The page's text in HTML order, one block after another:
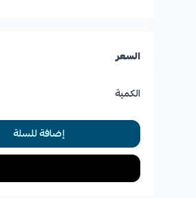
السعر
الكمية
إضافة للسلة